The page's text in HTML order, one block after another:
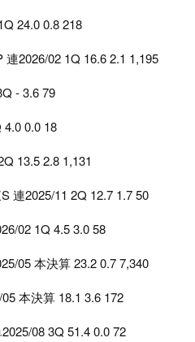
24.0 0.8 218
2026/02 1Q 16.6 2.1 1,195
- 3.6 79
4.0 0.0 18
13.5 2.8 1,131
連2025/11 2Q 12.7 1.7 50
02 1Q 4.5 3.0 58
05 本決算 23.2 0.7 7,340
本決算 18.1 3.6 172
08 3Q 51.4 0.0 72